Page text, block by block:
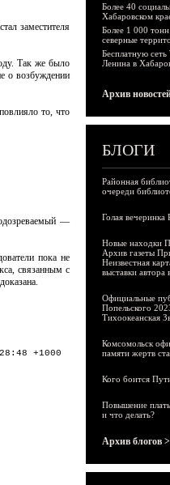
заместителя
Так же было
о возбуждении
то, что
—
пока не
связанным с
+1000
Более 40
Хабаровском
Более 1 000 тонн
северные
Бесплатную
Ленина в
Архив
БЛОГИ
Районная
очереди
Голая вечеринка
Новые находки
Архив газеты
Неизвестная
выставки
Официальные
Попельского
Тихоокеанская
Комсомольск
памяти жертв
Кого боится
Повышение платы
и что делать?
Архив блогов